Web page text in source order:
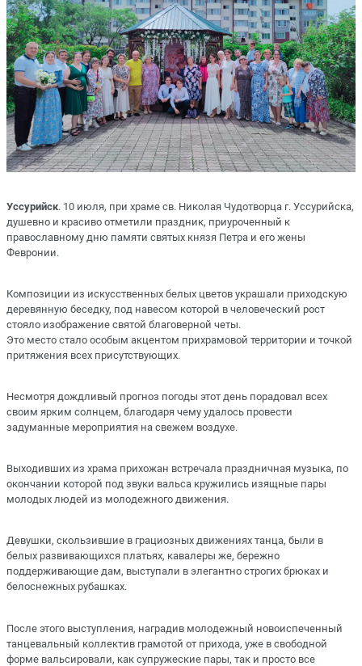
Уссурийск. 10 июля, при храме св. Николая Чудотворца г. Уссурийска,
душевно и красиво отметили праздник, приуроченный к
православному дню памяти святых князя Петра и его жены
Февронии.
Композиции из искусственных белых цветов украшали приходскую
деревянную беседку, под навесом которой в человеческий рост
стояло изображение святой благоверной четы.
Это место стало особым акцентом прихрамовой территории и точкой
притяжения всех присутствующих.
Несмотря дождливый прогноз погоды этот день порадовал всех
своим ярким солнцем, благодаря чему удалось провести
задуманные мероприятия на свежем воздухе.
Выходивших из храма прихожан встречала праздничная музыка, по
окончании которой под звуки вальса кружились изящные пары
молодых людей из молодежного движения.
Девушки, скользившие в грациозных движениях танца, были в
белых развивающихся платьях, кавалеры же, бережно
поддерживающие дам, выступали в элегантно строгих брюках и
белоснежных рубашках.
После этого выступления, наградив молодежный новоиспеченный
танцевальный коллектив грамотой от прихода, уже в свободной
форме вальсировали, как супружеские пары, так и просто все